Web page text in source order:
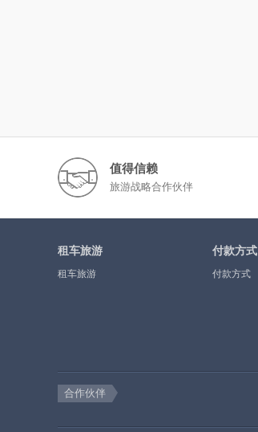
值得信赖
旅游战略合作伙伴
租车旅游
租车旅游
付款方式
付款方式
合作伙伴